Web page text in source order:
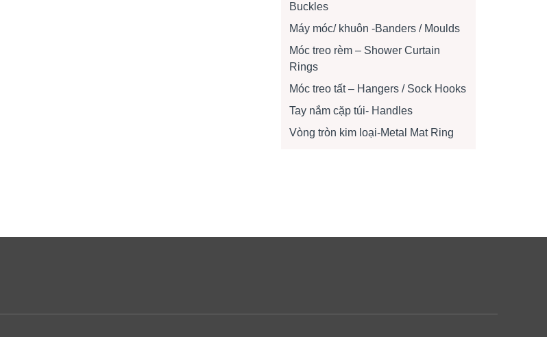
Buckles
Máy móc/ khuôn -Banders / Moulds
Móc treo rèm – Shower Curtain
Rings
Móc treo tất – Hangers / Sock Hooks
Tay nắm cặp túi- Handles
Vòng tròn kim loại-Metal Mat Ring